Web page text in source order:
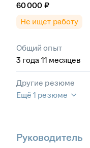
60 000 ₽
Не ищет работу
Общий опыт
3 года 11 месяцев
Другие резюме
Ещё 1 резюме
Руководитель